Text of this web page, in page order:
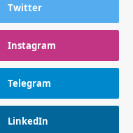
Twitter
Instagram
Telegram
LinkedIn